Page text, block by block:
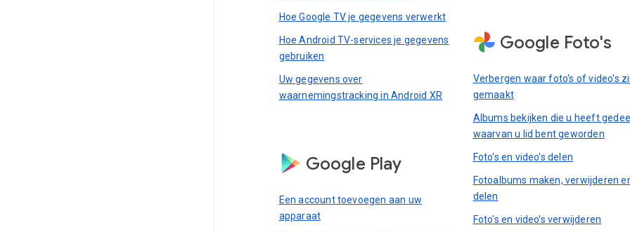
Hoe Google TV je gegevens verwerkt
Hoe Android TV-services je gegevens
gebruiken
Uw gegevens over
waarnemingstracking in Android XR
Google Play
Een account toevoegen aan uw
apparaat
Google Foto's
Verbergen waar foto's of video's
gemaakt
Albums bekijken die u heeft
waarvan u lid bent geworden
Foto's en video's delen
Fotoalbums maken, verwijderen
delen
Foto's en video's verwijderen